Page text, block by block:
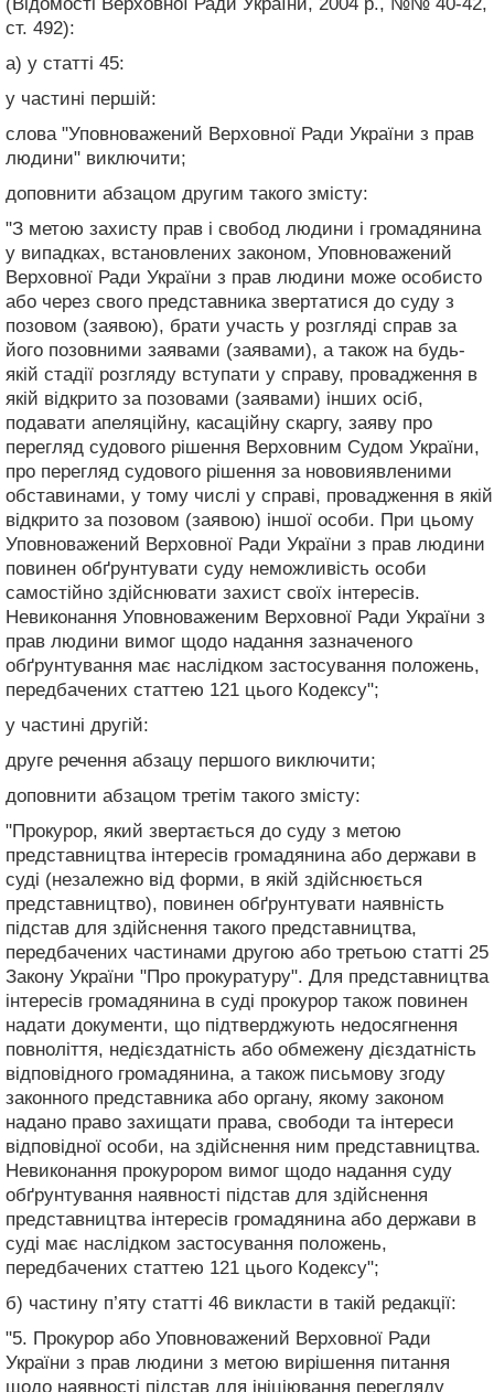
ст. 492):
а) у статті 45:
у частині першій:
слова "Уповноважений Верховної Ради України з прав
людини" виключити;
доповнити абзацом другим такого змісту:
"З метою захисту прав і свобод людини і громадянина
у випадках, встановлених законом, Уповноважений
Верховної Ради України з прав людини може особисто
або через свого представника звертатися до суду з
позовом (заявою), брати участь у розгляді справ за
його позовними заявами (заявами), а також на будь-
якій стадії розгляду вступати у справу, провадження в
якій відкрито за позовами (заявами) інших осіб,
подавати апеляційну, касаційну скаргу, заяву про
перегляд судового рішення Верховним Судом України,
про перегляд судового рішення за нововиявленими
обставинами, у тому числі у справі, провадження в якій
відкрито за позовом (заявою) іншої особи. При цьому
Уповноважений Верховної Ради України з прав людини
повинен обґрунтувати суду неможливість особи
самостійно здійснювати захист своїх інтересів.
Невиконання Уповноваженим Верховної Ради України з
прав людини вимог щодо надання зазначеного
обґрунтування має наслідком застосування положень,
передбачених статтею 121 цього Кодексу";
у частині другій:
друге речення абзацу першого виключити;
доповнити абзацом третім такого змісту:
"Прокурор, який звертається до суду з метою
представництва інтересів громадянина або держави в
суді (незалежно від форми, в якій здійснюється
представництво), повинен обґрунтувати наявність
підстав для здійснення такого представництва,
передбачених частинами другою або третьою статті 25
Закону України "Про прокуратуру". Для представництва
інтересів громадянина в суді прокурор також повинен
надати документи, що підтверджують недосягнення
повноліття, недієздатність або обмежену дієздатність
відповідного громадянина, а також письмову згоду
законного представника або органу, якому законом
надано право захищати права, свободи та інтереси
відповідної особи, на здійснення ним представництва.
Невиконання прокурором вимог щодо надання суду
обґрунтування наявності підстав для здійснення
представництва інтересів громадянина або держави в
суді має наслідком застосування положень,
передбачених статтею 121 цього Кодексу";
б) частину п’яту статті 46 викласти в такій редакції:
"5. Прокурор або Уповноважений Верховної Ради
України з прав людини з метою вирішення питання
щодо наявності підстав для ініціювання перегляду